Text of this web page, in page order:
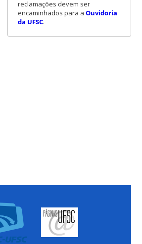
reclamações devem ser
encaminhados para a Ouvidoria
da UFSC.